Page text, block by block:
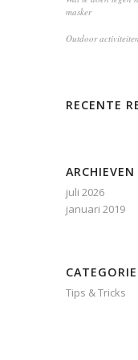
masker
Outdoor
RECENTE
ARCHIEVEN
juli 2026
januari 2019
Tips & Tricks